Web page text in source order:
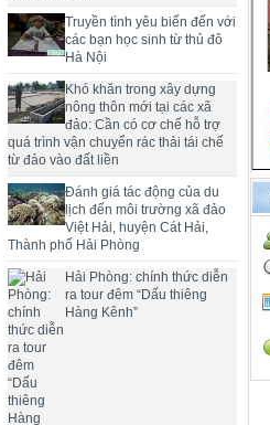
Truyền tình yêu biển đến với
các bạn học sinh từ thủ đô
Hà Nội
Khó khăn trong xây dựng
nông thôn mới tại các xã
đảo: Cần có cơ chế hỗ trợ
quá trình vận chuyển rác thải tái chế
từ đảo vào đất liền
Đánh giá tác động của du
lịch đến môi trường xã đảo
Việt Hải, huyện Cát Hải,
Thành phố Hải Phòng
Hải Phòng: chính thức diễn
ra tour đêm “Dấu thiêng
Hàng Kênh”